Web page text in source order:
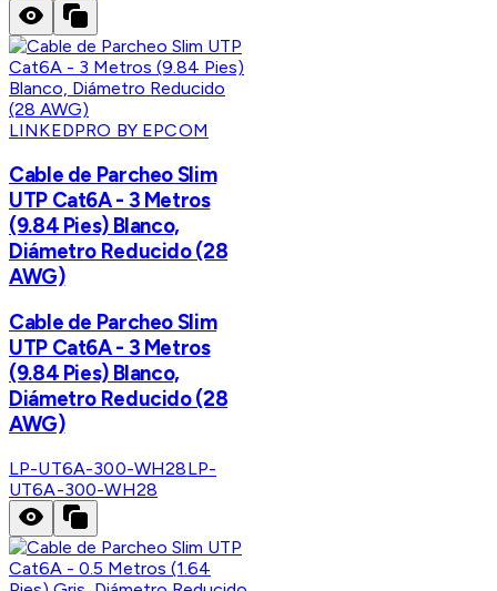
LINKEDPRO BY EPCOM
Cable de Parcheo Slim
UTP Cat6A - 3 Metros
(9.84 Pies) Blanco,
Diámetro Reducido (28
AWG)
Cable de Parcheo Slim
UTP Cat6A - 3 Metros
(9.84 Pies) Blanco,
Diámetro Reducido (28
AWG)
LP-UT6A-300-WH28LP-
UT6A-300-WH28